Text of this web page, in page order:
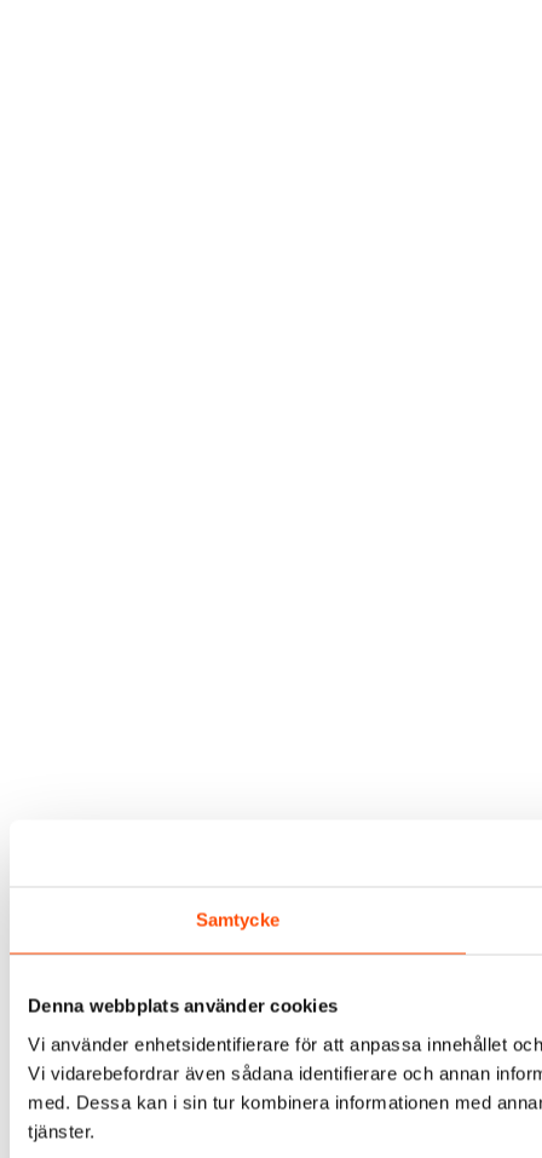
Samtycke
Denna webbplats använder cookies
Vi använder enhetsidentifierare för att anpassa innehållet
Vi vidarebefordrar även sådana identifierare och annan
med. Dessa kan i sin tur kombinera informationen med
tjänster.